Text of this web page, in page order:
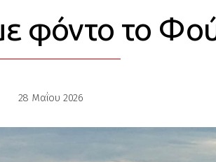
φόντο το
28 Μαΐου 2026